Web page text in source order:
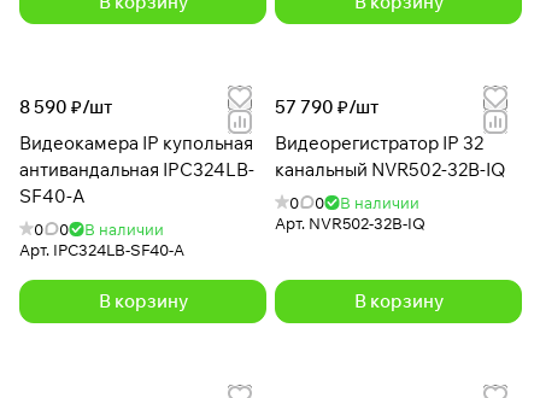
8 590 ₽/шт
Видеокамера IP купольная
антивандальная IPC324LB-
SF40-A
0 0
В наличии
Арт. IPC324LB-SF40-A
В корзину
57 790 ₽/шт
Видеорегистратор IP 32
канальный NVR502-32B-IQ
0 0
В наличии
Арт. NVR502-32B-IQ
В корзину